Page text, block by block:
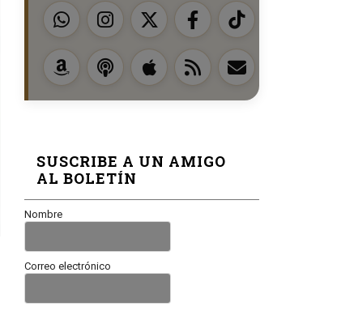
SUSCRIBE A UN AMIGO
AL BOLETÍN
Nombre
Correo electrónico